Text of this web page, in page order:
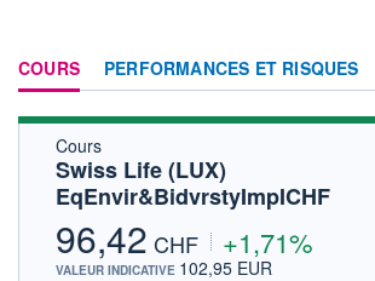
COURS PERFORMANCES ET RISQUES
ACTUALITÉS
FORUM
Cours
Swiss Life (LUX)
EqEnvir&BidvrstyImpICHF
96,42 CHF +1,71%
VALEUR INDICATIVE 102,95 EUR